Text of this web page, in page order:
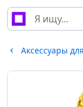
Аксессуары